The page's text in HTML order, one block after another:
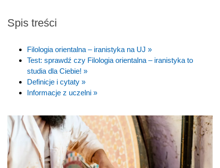
Spis treści
Filologia orientalna – iranistyka na UJ »
Test: sprawdź czy Filologia orientalna – iranistyka to
studia dla Ciebie! »
Definicje i cytaty »
Informacje z uczelni »